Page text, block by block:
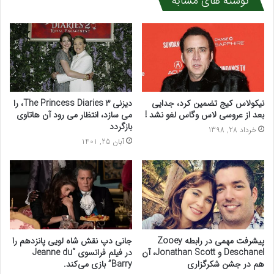
نیکولاس کیج تضمین کرد، جدایی
بعد از عروسی لاس وگاس لغو نشد !
خرداد 28, 1398
دیزنی 3 The Princess Diaries، را
می سازد، انتظار می رود آن هاتاوی
بازگردد
آبان 25, 1401
پیشرفت مهمی در رابطه Zooey
Deschanel و Jonathan Scott، آن
هم در جشن شکرگزاری
جانی دپ نقش شاه لویی پانزدهم را
در فیلم فرانسوی “Jeanne du
Barry” بازی می‌کند.